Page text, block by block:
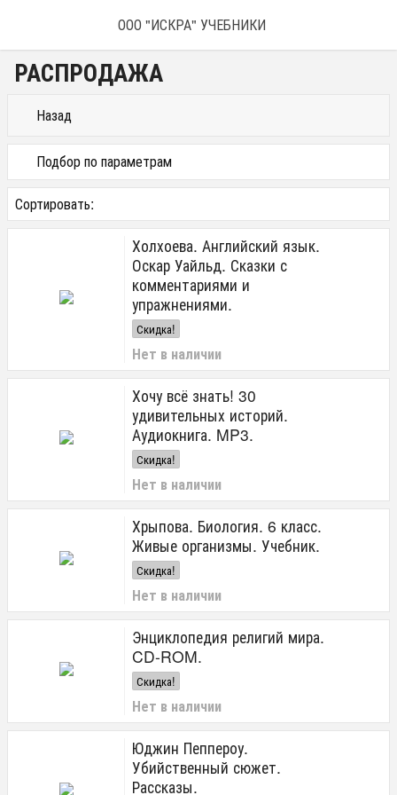
ООО "ИСКРА" УЧЕБНИКИ
РАСПРОДАЖА
Назад
Подбор по параметрам
Цена
от до руб.
6
Вид издания
рабочая тетрадь
практикум
методическое пособие
контурные карты
в 3-х частях
художественное
с электронным приложением
дидактический материал
Сортировать:
Холхоева. Английский язык.
Оскар Уайльд. Сказки с
комментариями и
упражнениями.
Скидка!
Нет в наличии
Хочу всё знать! 30
удивительных историй.
Аудиокнига. MP3.
Скидка!
Нет в наличии
Хрыпова. Биология. 6 класс.
Живые организмы. Учебник.
Скидка!
Нет в наличии
Энциклопедия религий мира.
CD-ROM.
Скидка!
Нет в наличии
Юджин Пеппероу.
Убийственный сюжет.
Рассказы.